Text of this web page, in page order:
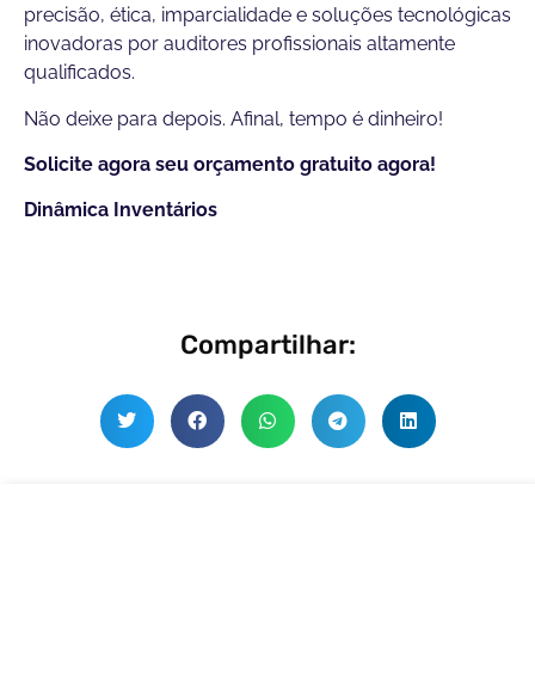
precisão, ética, imparcialidade e soluções tecnológicas
inovadoras por auditores profissionais altamente
qualificados.
Não deixe para depois. Afinal, tempo é dinheiro!
Solicite agora seu orçamento gratuito agora!
Dinâmica Inventários
Compartilhar: